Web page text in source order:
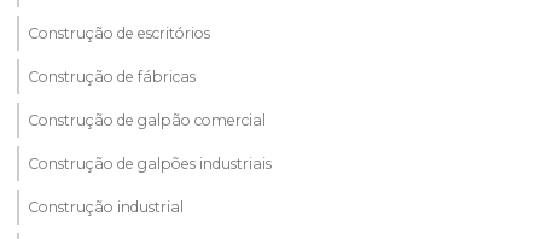
Construção de escritórios
Construção de fábricas
Construção de galpão comercial
Construção de galpões industriais
Construção industrial